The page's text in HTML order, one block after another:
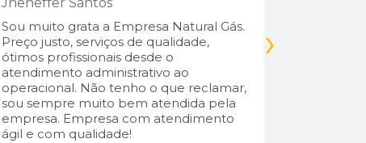
Sou muito grata a Empresa Natural Gás.
Preço justo, serviços de qualidade,
ótimos profissionais desde o
atendimento administrativo ao
operacional. Não tenho o que reclamar,
sou sempre muito bem atendida pela
empresa. Empresa com atendimento
ágil e com qualidade!
›